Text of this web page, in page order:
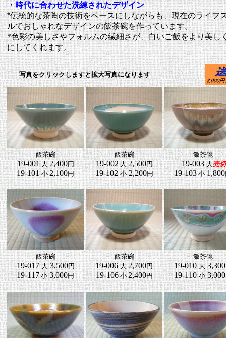
・時代に合わせた洗練されたデザイン
*伝統的な茶陶の技術をベースにしながらも、現在のライフ
ルでおしゃれなデザインの飯茶碗を作っています。
*色彩の美しさやフォルムの繊細さが、白いご飯をより美し
にしてくれます。
写真をクリックしますと拡大写真になります
飯茶碗
19-001大2,400円
19-101小2,100円
飯茶碗
19-002大2,500円
19-102小2,200円
飯茶碗
19-003大売
19-103小1,800
飯茶碗
19-017大3,500円
19-117小3,000円
飯茶碗
19-006大2,700円
19-106小2,400円
飯茶碗
19-010大3,300
19-110小3,000